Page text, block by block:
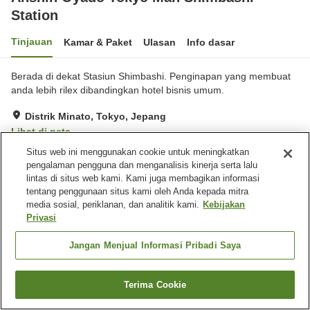
Station
Tinjauan Kamar & Paket Ulasan Info dasar
Berada di dekat Stasiun Shimbashi. Penginapan yang membuat
anda lebih rilex dibandingkan hotel bisnis umum.
Distrik Minato, Tokyo, Jepang
Lihat di peta
Sangat baik Ulasan: 514
Fasilitas properti
Mandi jet
Beranda Jepang Tokyo
Distrik Minato
Cari kamar
Situs web ini menggunakan cookie untuk meningkatkan
pengalaman pengguna dan menganalisis kinerja serta lalu
lintas di situs web kami. Kami juga membagikan informasi
tentang penggunaan situs kami oleh Anda kepada mitra
media sosial, periklanan, dan analitik kami. Kebijakan
Privasi
Jangan Menjual Informasi Pribadi Saya
Terima Cookie